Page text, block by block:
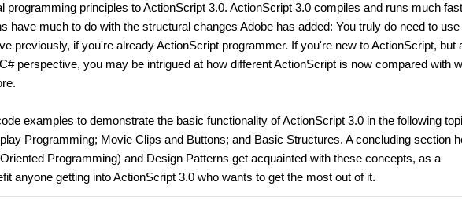
programming principles to ActionScript 3.0. ActionScript 3.0 compiles and runs much
have much to do with the structural changes Adobe has added: You truly do need to use
previously, if you're already ActionScript programmer. If you're new to ActionScript, but
perspective, you may be intrigued at how different ActionScript is now compared with
examples to demonstrate the basic functionality of ActionScript 3.0 in the following
Programming; Movie Clips and Buttons; and Basic Structures. A concluding section
Programming) and Design Patterns get acquainted with these concepts, as a
anyone getting into ActionScript 3.0 who wants to get the most out of it.